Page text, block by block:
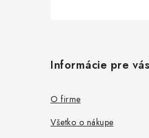
Informácie pre vás
O firme
Všetko o nákupe